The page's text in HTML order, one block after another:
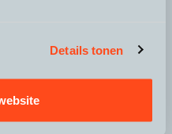
Details tonen